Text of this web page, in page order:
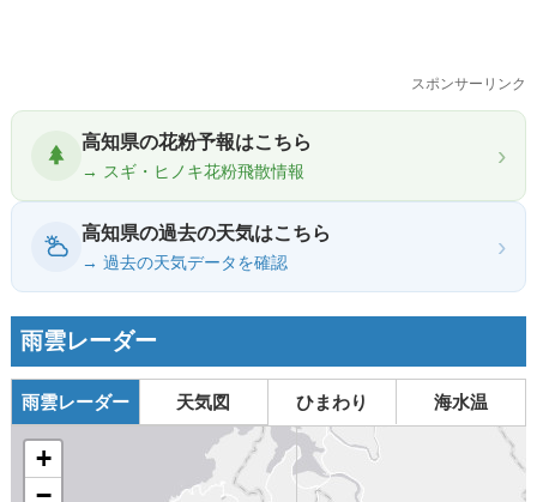
スポンサーリンク
高知県の花粉予報はこちら
→ スギ・ヒノキ花粉飛散情報
›
高知県の過去の天気はこちら
→ 過去の天気データを確認
›
雨雲レーダー
雨雲レーダー 天気図 ひまわり 海水温
+
−